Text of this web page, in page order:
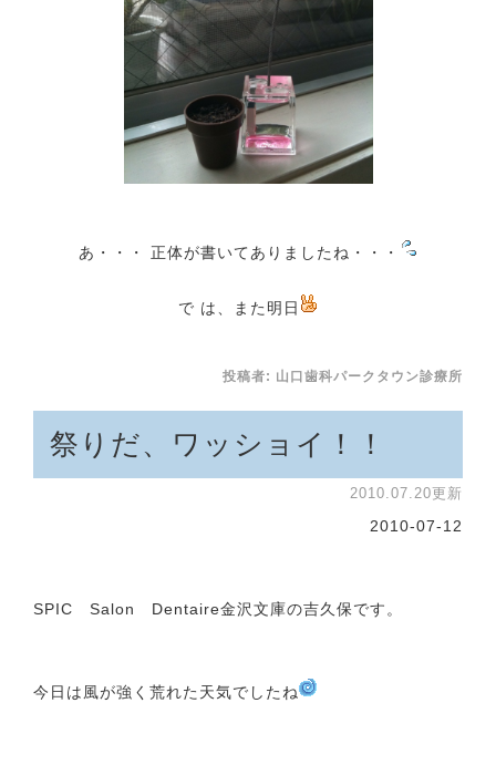
あ・・・ 正体が書いてありましたね・・・
で は、また明日
投稿者: 山口歯科パークタウン診療所
祭りだ、ワッショイ！！
2010.07.20更新
2010-07-12
SPIC Salon Dentaire金沢文庫の吉久保です。
今日は風が強く荒れた天気でしたね